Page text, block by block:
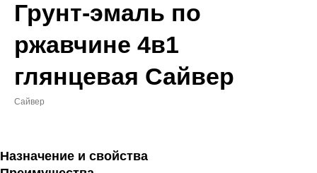
Грунт-эмаль по
ржавчине 4в1
глянцевая Сайвер
Сайвер
Назначение и свойства